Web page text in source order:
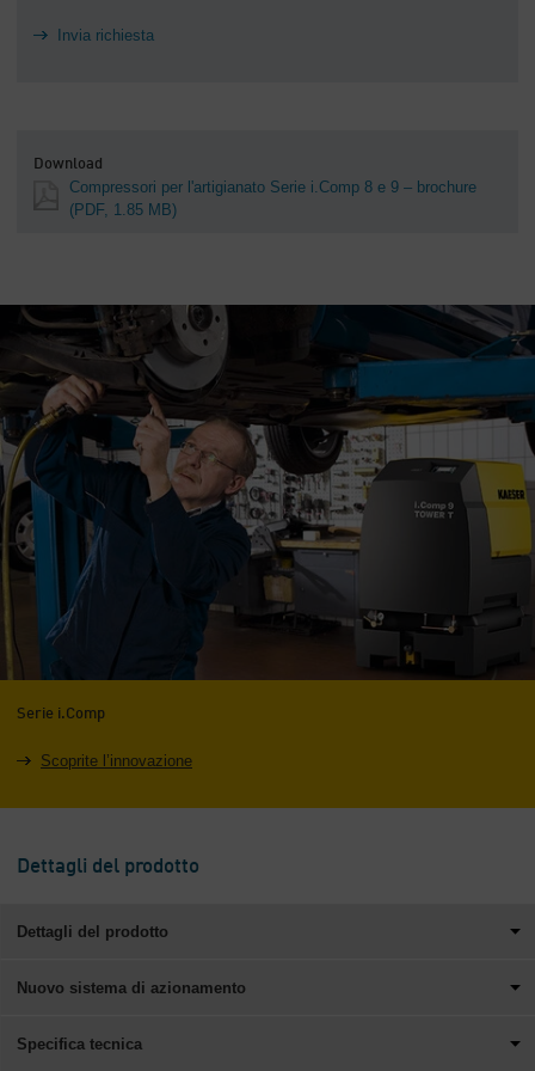
Invia richiesta
Download
Compressori per l'artigianato Serie i.Comp 8 e 9 – brochure
(PDF, 1.85 MB)
Serie i.Comp
Scoprite l’innovazione
Dettagli del prodotto
Dettagli del prodotto
Nuovo sistema di azionamento
Specifica tecnica